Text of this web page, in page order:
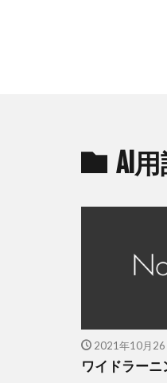
AI
2021年10月26
ワイドラーニ